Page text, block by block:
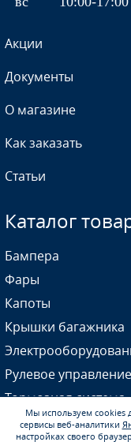
Акции
Документы
О магазине
Как заказать
Статьи
Каталог
Бампера
Фары
Капоты
Крышки багажника
Рулевое управление
Тормозная система
Мы используем cookies
сервисы веб-аналитики
настройках своего